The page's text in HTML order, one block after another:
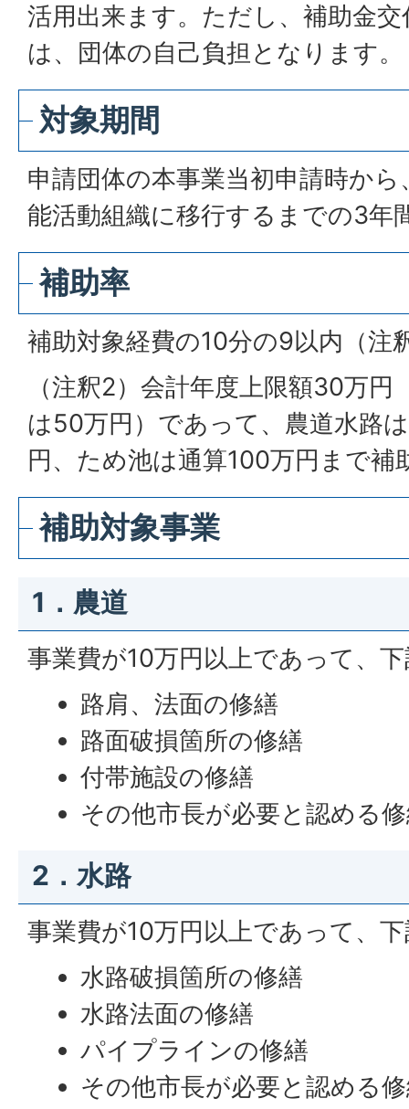
活用出来ます。ただし、補助金
は、団体の自己負担となります。
対象期間
申請団体の本事業当初申請時か
能活動組織に移行するまでの3年
補助率
補助対象経費の10分の9以内（注
（注釈2）会計年度上限額30万
は50万円）であって、農道水路
円、ため池は通算100万円まで補
補助対象事業
1．農道
事業費が10万円以上であって、
路肩、法面の修繕
路面破損箇所の修繕
付帯施設の修繕
その他市長が必要と認める
2．水路
事業費が10万円以上であって、
水路破損箇所の修繕
水路法面の修繕
パイプラインの修繕
その他市長が必要と認める